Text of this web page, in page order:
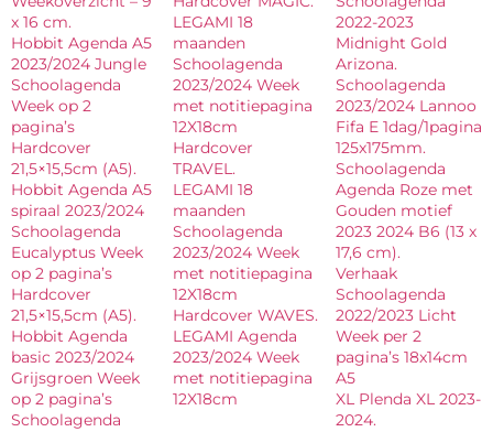
x 16 cm.
Hobbit Agenda A5
2023/2024 Jungle
Schoolagenda
Week op 2
pagina’s
Hardcover
21,5×15,5cm (A5).
Hobbit Agenda A5
spiraal 2023/2024
Schoolagenda
Eucalyptus Week
op 2 pagina’s
Hardcover
21,5×15,5cm (A5).
Hobbit Agenda
basic 2023/2024
Grijsgroen Week
op 2 pagina’s
Schoolagenda
LEGAMI 18
maanden
Schoolagenda
2023/2024 Week
met notitiepagina
12X18cm
Hardcover
TRAVEL.
LEGAMI 18
maanden
Schoolagenda
2023/2024 Week
met notitiepagina
12X18cm
Hardcover WAVES.
LEGAMI Agenda
2023/2024 Week
met notitiepagina
12X18cm
2022-2023
Midnight Gold
Arizona.
Schoolagenda
2023/2024 Lannoo
Fifa E 1dag/1pagina
125x175mm.
Schoolagenda
Agenda Roze met
Gouden motief
2023 2024 B6 (13 x
17,6 cm).
Verhaak
Schoolagenda
2022/2023 Licht
Week per 2
pagina’s 18x14cm
A5
XL Plenda XL 2023-
2024.